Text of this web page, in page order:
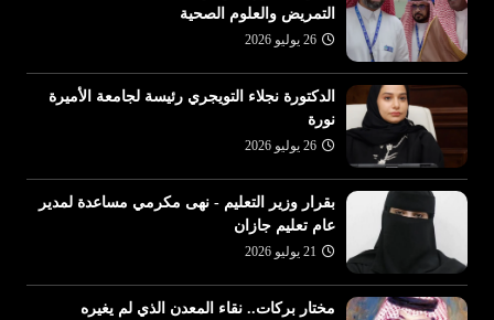
التمريض والعلوم الصحية
26 يوليو 2026
الدكتورة نجلاء التويجري رئيسة لجامعة الأميرة
نورة
26 يوليو 2026
بقرار وزير التعليم - نهى مكرمي مساعدة لمدير
عام تعليم جازان
21 يوليو 2026
مختار بركات.. نقاء المعدن الذي لم يغيره